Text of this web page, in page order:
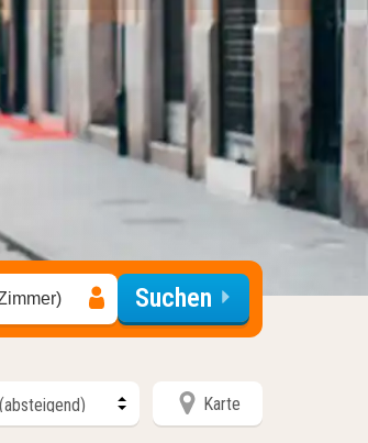
Suchen
Karte